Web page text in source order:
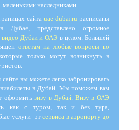
наследниками.
сайта uae-dubai.ru расписаны
Дубае, представлено огромное
видео Дубаи и ОАЭ в целом. Большой
ответам на любые вопросы по
только могут возникнуть в
вы можете легко забронировать
в Дубай. Мы поможем вам
оформитьвизу в Дубай Визу в ОАЭ
как с туром, так и без тура,
услуги- отсервиса в аэропорту до